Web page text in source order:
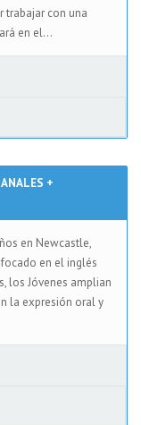
con una
en el...
+
en Newcastle,
en el inglés
los Jóvenes amplian
la expresión oral y